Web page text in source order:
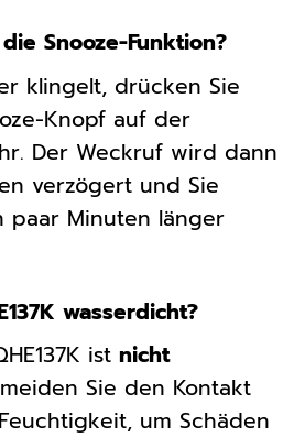
Snooze-Funktion?
klingelt, drücken Sie
Knopf auf der
Der Weckruf wird dann
verzögert und Sie
paar Minuten länger
wasserdicht?
ist nicht
Sie den Kontakt
um Schäden